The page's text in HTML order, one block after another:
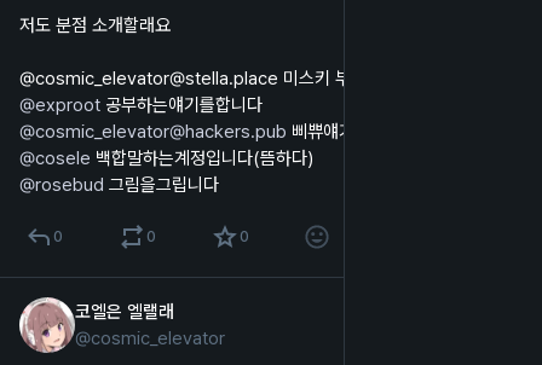
저도 분점 소개할래요
@cosmic_elevator@stella.place 미스키 부계입니다
@exproot 공부하는얘기를합니다
@cosmic_elevator@hackers.pub 삐쀼얘기를합니다
@cosele 백합말하는계정입니다(뜸하다)
@rosebud 그림을그립니다
0 0 0
코엘은 엘랠래
@cosmic_elevator